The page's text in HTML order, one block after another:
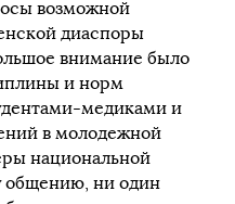
возможной
диаспоры
внимание было
и норм
медиками и
в молодежной
национальной
общению, ни один